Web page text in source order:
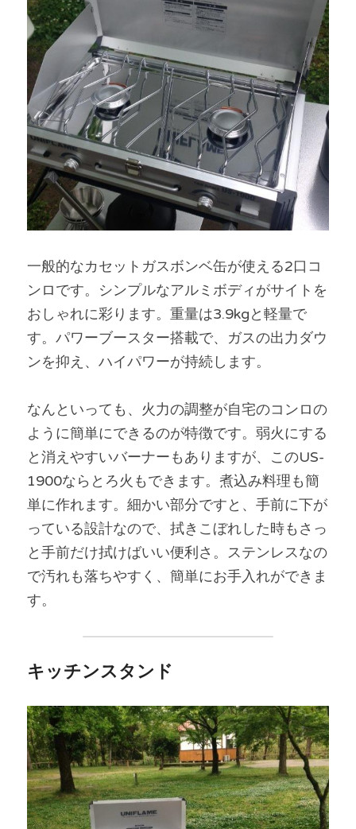
一般的なカセットガスボンベ缶が使える2口コ
ンロです。シンプルなアルミボディがサイトを
おしゃれに彩ります。重量は3.9kgと軽量で
す。パワーブースター搭載で、ガスの出力ダウ
ンを抑え、ハイパワーが持続します。
なんといっても、火力の調整が自宅のコンロの
ように簡単にできるのが特徴です。弱火にする
と消えやすいバーナーもありますが、このUS-
1900ならとろ火もできます。煮込み料理も簡
単に作れます。細かい部分ですと、手前に下が
っている設計なので、拭きこぼれした時もさっ
と手前だけ拭けばいい便利さ。ステンレスなの
で汚れも落ちやすく、簡単にお手入れができま
す。
キッチンスタンド